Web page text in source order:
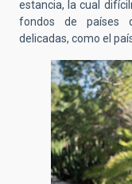
estancia, la cual
fondos de países
delicadas, como el